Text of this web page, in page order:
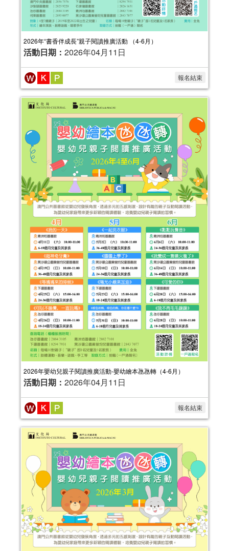
2026年“書香伴成長”親子閱讀推廣活動 （4-6月）
活動日期： 2026年04月11日
報名結束
2026年嬰幼兒親子閱讀推廣活動-嬰幼繪本氹氹轉（4-6月）
活動日期： 2026年04月11日
報名結束